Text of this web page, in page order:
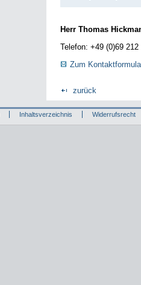
Herr Thomas
Telefon: +49 (0)69 212
Zum
zurück
Inhaltsverzeichnis Widerrufsrecht